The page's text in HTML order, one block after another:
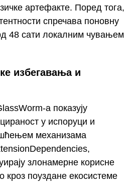
артефакте. Поред тога,
спречава поновну
48 сати локалним чувањем
избегавања и
а показују
у испоруци и
механизама
злонамерне корисне
кроз поуздане екосистеме